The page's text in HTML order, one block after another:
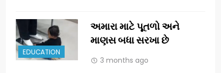
EDUCATION
અમારા માટે પૂતળો અને
માણસ બધા સરખા છે
3 months ago